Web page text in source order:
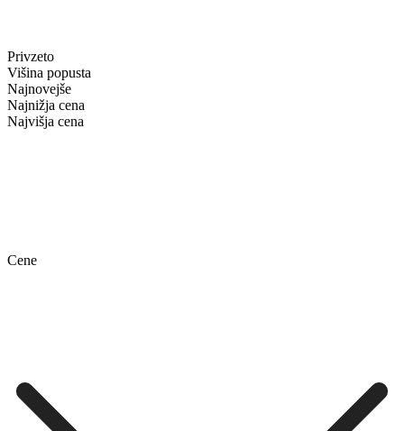
Privzeto
Višina popusta
Najnovejše
Najnižja cena
Najvišja cena
Cene